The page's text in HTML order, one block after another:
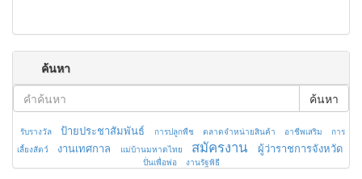
ค้นหา
ค้นหา
รับรางวัล ป้ายประชาสัมพันธ์ การปลูกพืช ตลาดจำหน่ายสินค้า อาชีพเสริม
การ
เลี้ยงสัตว์
งานเทศกาล แม่บ้านมหาดไทย สมัครงาน ผู้ว่าราชการจังหวัด
ปั่นเพื่อพ่อ งานรัฐพิธี